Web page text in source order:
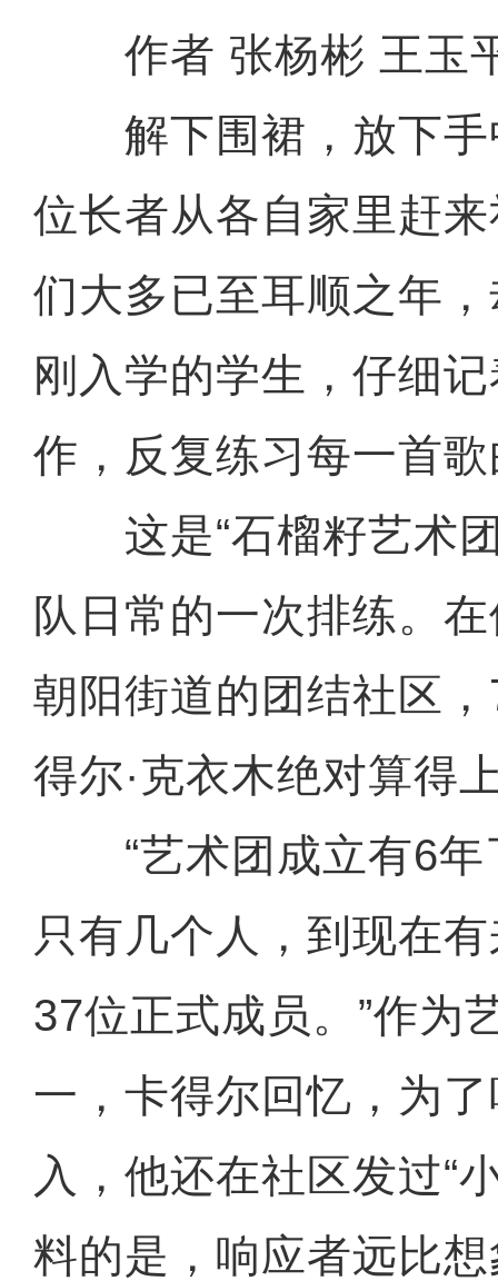
作者 张杨彬 王玉
解下围裙，放下手
位长者从各自家里赶
们大多已至耳顺之年
刚入学的学生，仔细
作，反复练习每一首
这是“石榴籽艺术团
队日常的一次排练。
朝阳街道的团结社区，
得尔·克衣木绝对算得
“艺术团成立有6年
只有几个人，到现在
37位正式成员。”作为
一，卡得尔回忆，为
入，他还在社区发过“
料的是，响应者远比